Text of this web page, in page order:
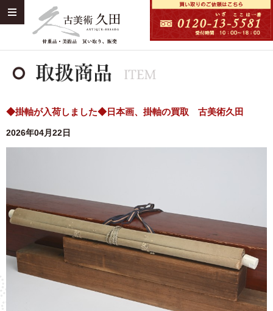
◆掛軸が入荷しました◆日本画、掛軸の買取 古美術久田
2026年04月22日